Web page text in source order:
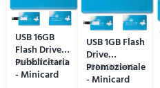
USB 16GB
Flash Drive
Pubblicitaria
- Minicard
90PRC1159-16G
USB 1GB Flash
Drive
Promozionale
- Minicard
90PRC1159-1G